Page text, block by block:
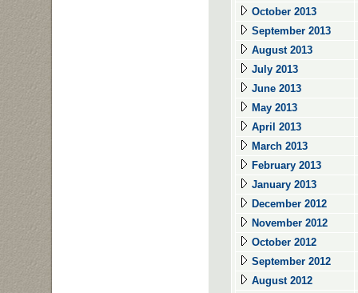
October 2013
September 2013
August 2013
July 2013
June 2013
May 2013
April 2013
March 2013
February 2013
January 2013
December 2012
November 2012
October 2012
September 2012
August 2012